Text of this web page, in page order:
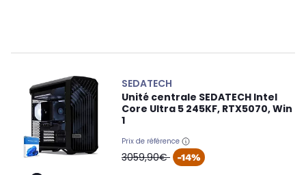
SEDATECH
Unité centrale SEDATECH Intel
Core Ultra 5 245KF, RTX5070, Win
1
Prix de référence
oldPrice
3059,90€ -14%